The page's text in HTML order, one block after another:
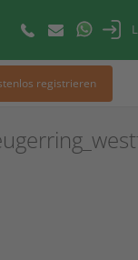
registrieren